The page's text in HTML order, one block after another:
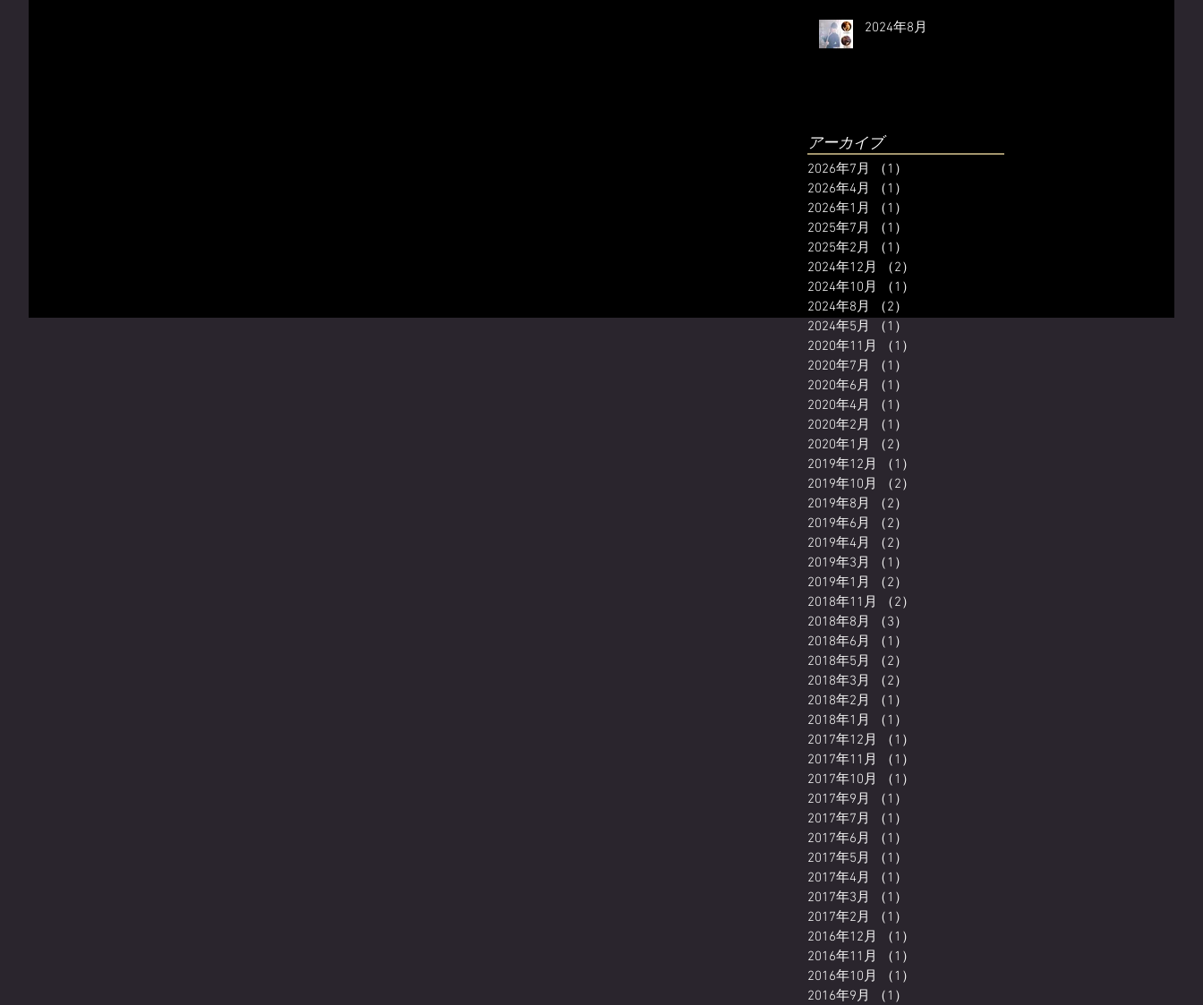
2024年8月
アーカイブ
2026年7月 （1）
2026年4月
（1）
2026年1月
（1）
2025年7月
（1）
2025年2月
（1）
2024年12月
（2）
2024年10月
（1）
2024年8月
（2）
2024年5月
（1）
2020年11月
（1）
2020年7月
（1）
2020年6月
（1）
2020年4月
（1）
2020年2月
（1）
2020年1月
（2）
2019年12月
（1）
2019年10月
（2）
2019年8月
（2）
2019年6月
（2）
2019年4月
（2）
2019年3月
（1）
2019年1月
（2）
2018年11月
（2）
2018年8月
（3）
2018年6月
（1）
2018年5月
（2）
2018年3月
（2）
2018年2月
（1）
2018年1月
（1）
2017年12月
（1）
2017年11月
（1）
2017年10月
（1）
2017年9月
（1）
2017年7月
（1）
2017年6月
（1）
2017年5月
（1）
2017年4月
（1）
2017年3月
（1）
2017年2月
（1）
2016年12月
（1）
2016年11月
（1）
2016年10月
（1）
2016年9月
（1）